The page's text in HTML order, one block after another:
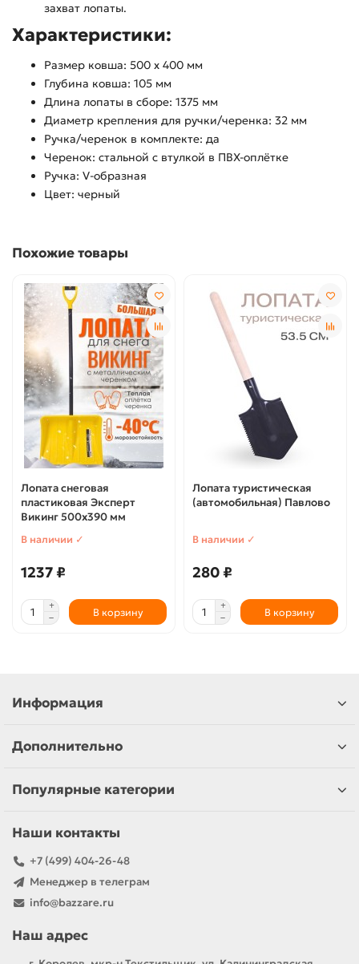
захват лопаты.
Характеристики:
Размер ковша: 500 х 400 мм
Глубина ковша: 105 мм
Длина лопаты в сборе: 1375 мм
Диаметр крепления для ручки/черенка: 32 мм
Ручка/черенок в комплекте: да
Черенок: стальной с втулкой в ПВХ-оплётке
Ручка: V-образная
Цвет: черный
Похожие товары
Лопата снеговая
пластиковая Эксперт
Викинг 500х390 мм
В наличии ✓
1237 ₽
В корзину
Лопата туристическая
(автомобильная) Павлово
В наличии ✓
280 ₽
В корзину
Информация
Дополнительно
Популярные категории
Наши контакты
+7 (499) 404-26-48
Менеджер в телеграм
info@bazzare.ru
Наш адрес